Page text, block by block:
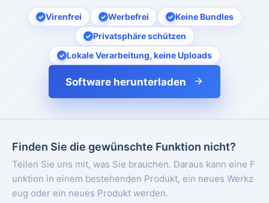
Virenfrei Werbefrei
Keine Bundles
Privatsphäre schützen
Lokale Verarbeitung, keine Uploads
Software herunterladen
Finden Sie die gewünschte Funktion nicht?
Teilen Sie uns mit, was Sie brauchen. Daraus kann eine F
unktion in einem bestehenden Produkt, ein neues Werkz
eug oder ein neues Produkt werden.